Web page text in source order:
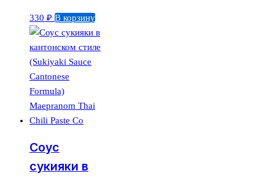
330 ₽ В корзину
Соус
сукияки в